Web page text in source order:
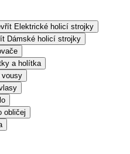
Elektrické holicí strojky
Dámské holicí strojky
a holítka
vousy
obličej